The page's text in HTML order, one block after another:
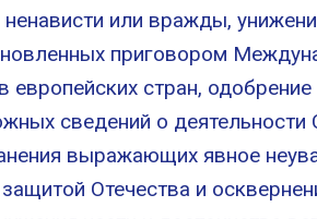
ненависти или вражды,
приговором
европейских стран,
сведений о
выражающих явное
Отечества и